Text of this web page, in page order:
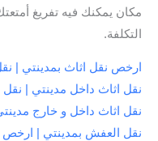
مكان يمكنك فيه تفريغ
التكلفة.
ارخص نقل اثاث بمدينتي |
نقل اثاث داخل مدينتي | نقل
نقل اثاث داخل و خارج
نقل العفش بمدينتي |